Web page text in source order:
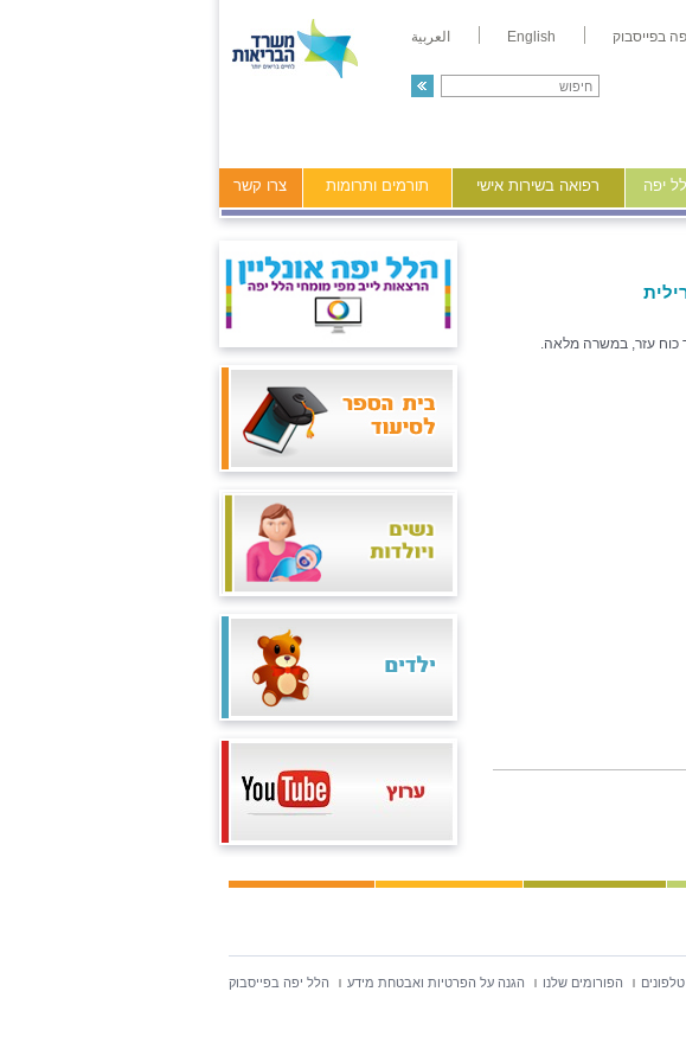
בפייסבוק English العربية
יפה רפואה בשירות אישי תורמים ותרומות צרו קשר
כוח עזר, במשרה מלאה.
הפורומים שלנו הגנה על הפרטיות ואבטחת מידע הלל יפה בפייסבוק